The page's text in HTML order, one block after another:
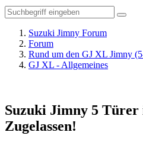
Suzuki Jimny Forum
Forum
Rund um den GJ XL Jimny
GJ XL - Allgemeines
Suzuki Jimny 5 Türer
Zugelassen!